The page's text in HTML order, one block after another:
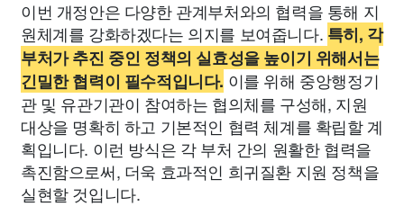
이번 개정안은 다양한 관계부처와의 협력을 통해 지
원체계를 강화하겠다는 의지를 보여줍니다. 특히, 각
부처가 추진 중인 정책의 실효성을 높이기 위해서는
긴밀한 협력이 필수적입니다. 이를 위해 중앙행정기
관 및 유관기관이 참여하는 협의체를 구성해, 지원
대상을 명확히 하고 기본적인 협력 체계를 확립할 계
획입니다. 이런 방식은 각 부처 간의 원활한 협력을
촉진함으로써, 더욱 효과적인 희귀질환 지원 정책을
실현할 것입니다.